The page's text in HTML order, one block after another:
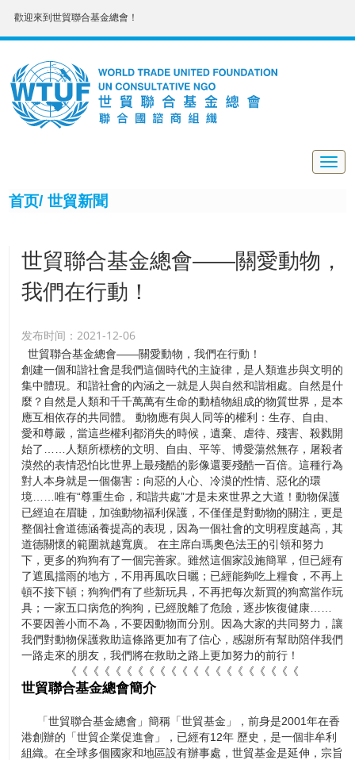
歡迎來到世貿聯合基金總會！
首页/ 世貿新聞
世貿聯合基金總會——關愛動物，
我們在行動！
发布时间：2021-12-06
世貿聯合基金總會——關愛動物，我們在行動！
創建一個和諧社會是我們這個時代的主旋律，是人類進步與文明的
集中體現。和諧社會的內涵之一就是人與自然和諧相處。自然是什
麼？自然是人類和千千萬萬有生命的動植物組成的物質世界，是本
應互相依存的共同體。 動物應有與人同等的權利：生存、自由、
愛和尊嚴，當這些權利都消失的時候，遺棄、虐待、殘害、殺戮開
始了……人類所標榜的文明、自由、平等、博愛蕩然無存，屠殺者
漠然的表情恐怕比世界上最殘酷的影像還要殘酷一百倍。這種行為
對人本身就是一個傷害：向惡的人心、冷漠的性情、惡化的環
境……唯有“尊重生命，和諧共處”才是未來世界之大道！動物保護
已經迫在眉睫，加強動物福利保護，不僅僅是對動物的關注，更是
整個社會道德涵養提高的表現，因為一個社會的文明程度越高，其
道德關懷的範圍就越寬廣。 在主席白瑪奧色法王的引領和努力
下，更多的狗狗有了一個完善家。雖然這個家設施簡單，但已經有
了遮風擋雨的地方，不用再風吹日曬；已經能夠吃上糧食，不再上
頓不接下頓；狗狗們有了些新玩具，不再把每次新買的狗窩當作玩
具；一家五口病危的狗狗，已經脫離了危險，逐步恢復健康……
不要因善小而不為，不要因動物而分別。因為大家的共同努力，讓
我們對動物保護救助這條路更加有了信心，感謝所有幫助陪伴我們
一路走來的朋友，我們將在救助之路上更加努力的前行！
《《《《《《《《《《《《《《《《《《《《《
世貿聯合基金總會簡介
「世貿聯合基金總會」簡稱「世貿基金」，前身是2001年在香
港創辦的「世貿企業促進會」，已經有12年 歷史，是一個非牟利
組織。在全球多個國家和地區設有辦事處，世貿基金是延伸，宗旨